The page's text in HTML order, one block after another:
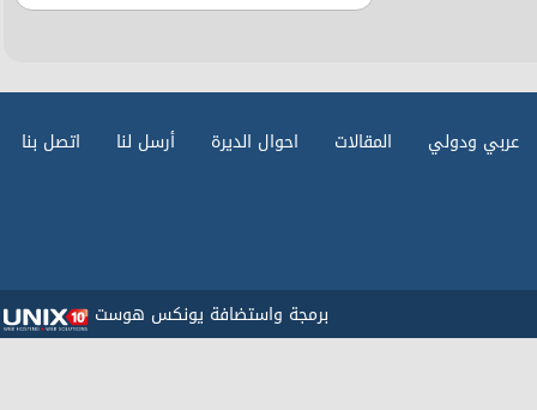
عربي ودولي المقالات احوال الديرة أرسل لنا اتصل بنا
برمجة واستضافة يونكس هوست